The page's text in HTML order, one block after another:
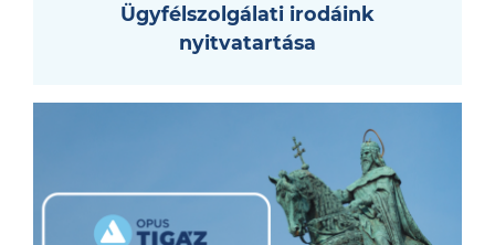
Ügyfélszolgálati irodáink
nyitvatartása